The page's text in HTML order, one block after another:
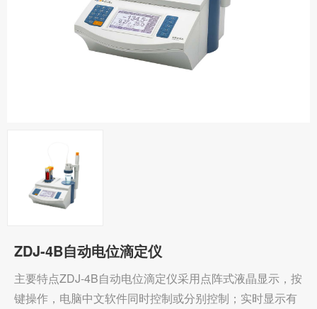
ZDJ-4B自动电位滴定仪
主要特点ZDJ-4B自动电位滴定仪采用点阵式液晶显示，按
键操作，电脑中文软件同时控制或分别控制；实时显示有